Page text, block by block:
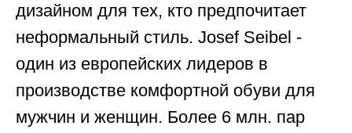
дизайном для тех, кто предпочитает
неформальный стиль. Josef Seibel -
один из европейских лидеров в
производстве комфортной обуви для
мужчин и женщин. Более 6 млн. пар